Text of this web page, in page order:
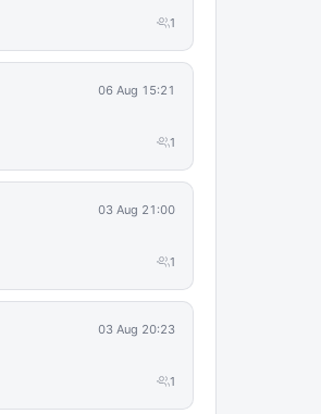
1
06 Aug 15:21
1
03 Aug 21:00
1
03 Aug 20:23
1